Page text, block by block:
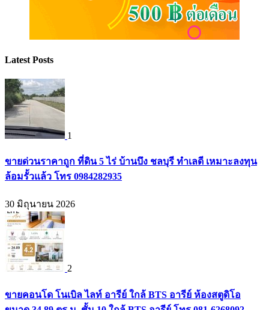
Latest Posts
1
ขายด่วนราคาถูก ที่ดิน 5 ไร่ บ้านบึง ชลบุรี ทำเลดี เหมาะลงทุน
ล้อมรั้วแล้ว โทร 0984282935
30 มิถุนายน 2026
2
ขายคอนโด โนเบิล ไลท์ อารีย์ ใกล้ BTS อารีย์ ห้องสตูดิโอ